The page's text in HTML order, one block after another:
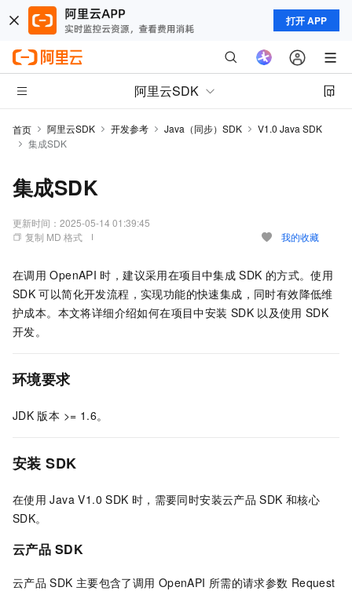
打开 APP
阿里云SDK
首页 阿里云SDK 开发参考 Java（同步）SDK
V1.0 Java SDK
集成SDK
集成SDK
更新时间： 2025-05-14 01:39:45
复制 MD 格式
我的收藏
在调用 OpenAPI 时，建议采用在项目中集成 SDK 的方式。使用
SDK 可以简化开发流程，实现功能的快速集成，同时有效降低维
护成本。本文将详细介绍如何在项目中安装 SDK 以及使用 SDK
开发。
环境要求
JDK 版本 >= 1.6。
安装 SDK
在使用 Java V1.0 SDK 时，需要同时安装云产品 SDK 和核心
SDK。
云产品 SDK
云产品 SDK 主要包含了调用 OpenAPI 所需的请求参数 Request